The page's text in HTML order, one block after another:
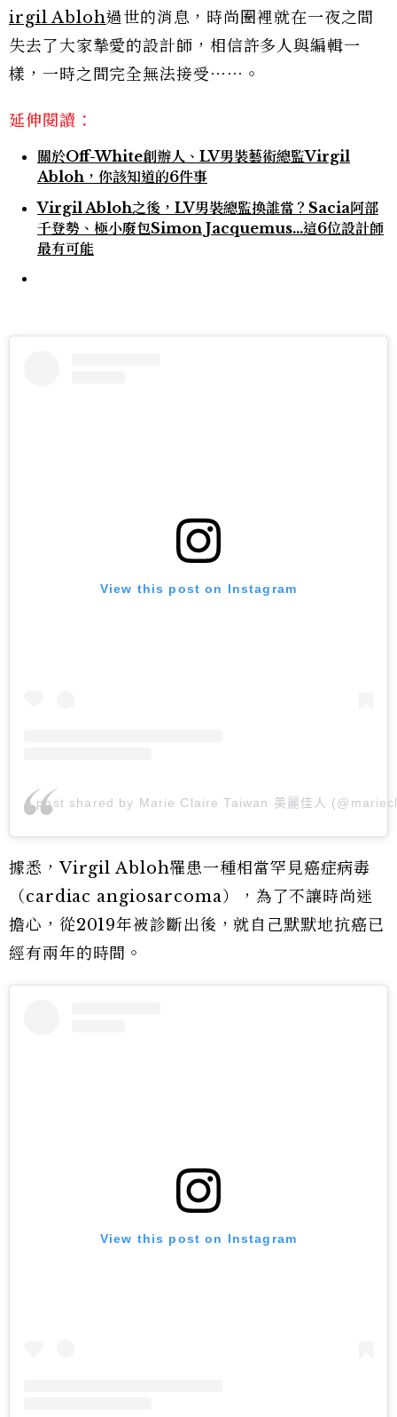
irgil Abloh過世的消息，時尚圈裡就在一夜之間
失去了大家摯愛的設計師，相信許多人與編輯一
樣，一時之間完全無法接受⋯⋯。
延伸閱讀：
關於Off-White創辦人、LV男裝藝術總監Virgil
Abloh，你該知道的6件事
Virgil Abloh之後，LV男裝總監換誰當？Sacia阿部
千登勢、極小廢包Simon Jacquemus…這6位設計師
最有可能
View this post on Instagram
A post shared by Marie Claire Taiwan 美麗佳人
據悉，Virgil Abloh罹患一種相當罕見癌症病毒
（cardiac angiosarcoma），為了不讓時尚迷
擔心，從2019年被診斷出後，就自己默默地抗癌已
經有兩年的時間。
View this post on Instagram